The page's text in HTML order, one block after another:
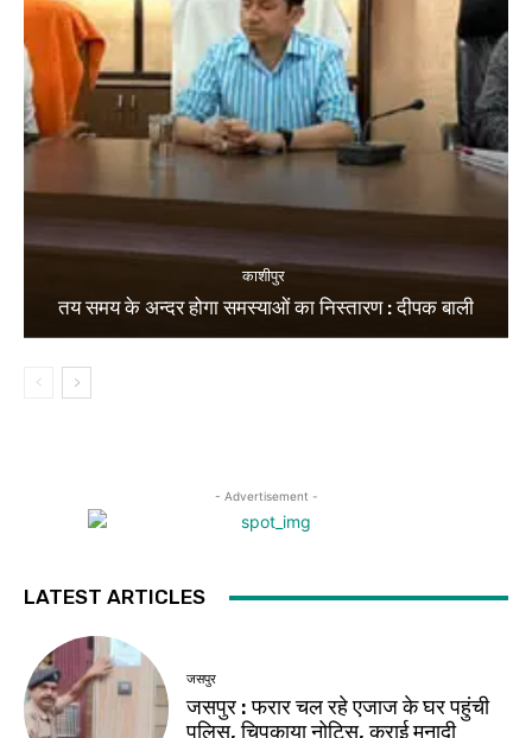
काशीपुर
तय समय के अन्दर होगा समस्याओं का निस्तारण : दीपक बाली
- Advertisement -
LATEST ARTICLES
जसपुर
जसपुर : फरार चल रहे एजाज के घर पहुंची
पुलिस, चिपकाया नोटिस, कराई मुनादी